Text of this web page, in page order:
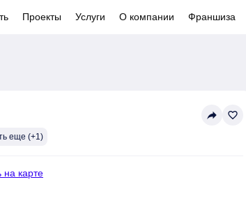
Проекты Услуги О компании Франшиза
еще (+1)
reply favorite_border
на карте